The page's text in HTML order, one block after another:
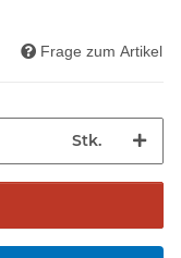
Frage zum Artikel
Stk.